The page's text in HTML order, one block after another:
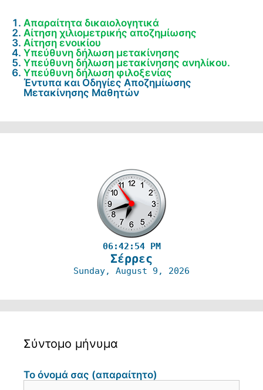
Απαραίτητα δικαιολογητικά
Αίτηση χιλιομετρικής αποζημίωσης
Αίτηση ενοικίου
Υπεύθυνη δήλωση μετακίνησης
Υπεύθυνη δήλωση μετακίνησης ανηλίκου.
Υπεύθυνη δήλωση φιλοξενίας
Έντυπα και Οδηγίες Αποζημίωσης
Μετακίνησης Μαθητών
06:42:54 PM
Σέρρες
Sunday, August 9, 2026
Σύντομο μήνυμα
Το όνομά σας (απαραίτητο)